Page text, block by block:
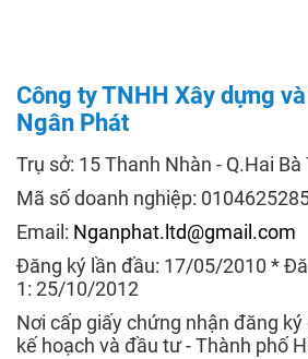
Công ty TNHH Xây dựng
Ngân Phát
Trụ sở: 15 Thanh Nhàn - Q.Hai Bà
Mã số doanh nghiệp:
Email: Nganphat.ltd@gmail.com
Đăng ký lần đầu: 17/05/2010 *
1: 25/10/2012
Nơi cấp giấy chứng nhận đăng
kế hoạch và đầu tư - Thành phố